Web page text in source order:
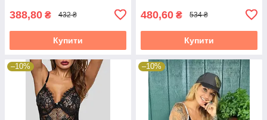
388,80 ₴ 432 ₴
Купити
480,60 ₴ 534 ₴
Купити
–10% –10%